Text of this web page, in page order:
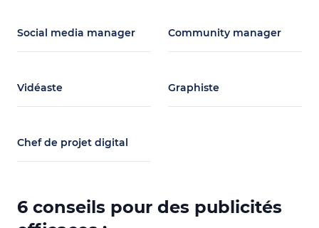
Social media manager Community manager
Vidéaste Graphiste
Chef de projet digital
6 conseils pour des publicités